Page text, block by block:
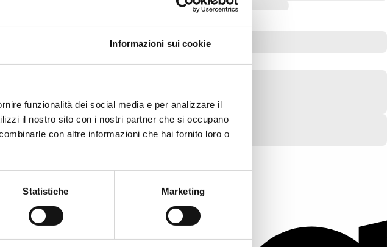
Informazioni sui cookie
funzionalità dei social media e per analizzare il
il nostro sito con i nostri partner che si occupano
con altre informazioni che hai fornito loro o
Statistiche Marketing